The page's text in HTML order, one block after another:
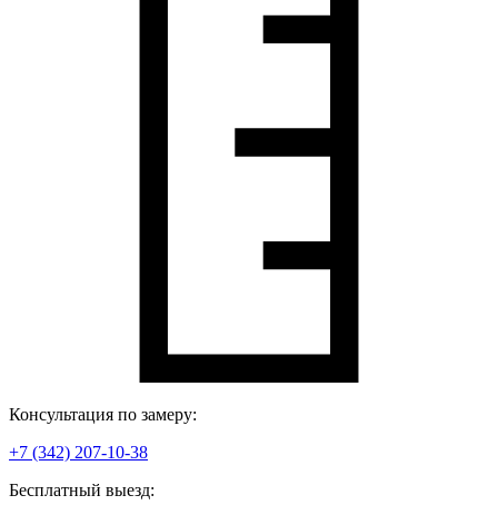
Консультация по замеру:
+7 (342) 207-10-38
Бесплатный выезд: